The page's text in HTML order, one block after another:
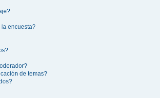
encuesta?
de temas?